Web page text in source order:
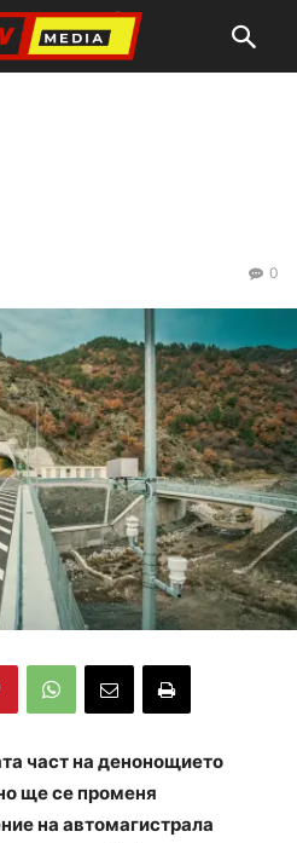
0
част на денонощието
ще се променя
на автомагистрала